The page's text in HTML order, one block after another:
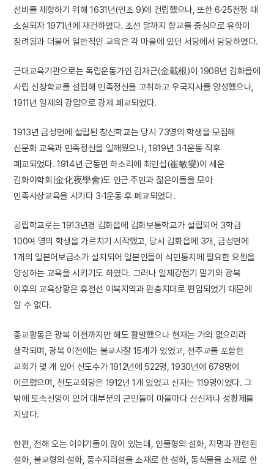
선비를 제향하기 위해 1631년(인조 9)에 건립했으나, 또한 6·25전쟁 때
소실되자 1971년에 재건하였다. 조선 말까지 향교를 중심으로 유학이
장려됨과 더불어 일반적인 교육은 각 마을에 있던 서당에서 담당하였다.
근대교육기관으로는 독립운동가인 김재근(金載根)이 1908년 김화읍에
사립 신창학교를 설립해 민족정신을 고취하고 우국지사를 양성했으나,
1911년 일제의 강압으로 강제 폐교되었다.
1913년 금성면에 설립된 창신학교는 당시 73명의 학생을 모집해
신문화 교육과 민족정신을 일깨웠으나, 1919년 3·1운동 직후
폐교되었다. 1914년 근동면 하소리에 최민섭(崔敏燮)이 세운
김화야학회(金化夜學會)도 인근 주민과 젊은이들을 모아
민족사상교육을 시키다 3·1운동 후 폐교되었다.
공립학교로는 1913년경 김화읍에 김화보통학교가 설립되어 3학급
100여 명의 학생을 가르치기 시작했고, 당시 김화읍에 3개, 금성면에
1개의 일본어보급소가 설치되어 일본인들이 식민통치에 필요한 요원을
양성하는 교육을 시키기도 하였다. 그러나 일제강점기 말기와 광복
이후의 교육상황은 휴전선 이북지역과 완충지대로 편입되었기 때문에
알 수 없다.
종교활동은 광복 이전까지만 해도 활발했으나 현재는 거의 없으리라
생각되며, 광복 이전에는 불교사찰 15개가 있었고, 천주교를 포함한
교회가 몇 개 있어 신도수가 1912년에 522명, 1930년에 678명에
이르렀으며, 천도교회당은 1912년 1개 있었고 신자는 119명이었다. 그
밖에 토속신앙이 있어 대부분의 군민들이 마을마다 산신제나 성황제를
지냈다.
한편, 전해 오는 이야기들이 많이 있는데, 인물형의 설화, 지명과 관련된
설화, 불교형의 설화, 풍수지리설을 소재로 한 설화, 동식물을 소재로 한